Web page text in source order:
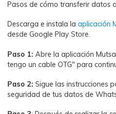
Pasos de cómo transferir datos
Descarga e instala la aplicación
desde Google Play Store.
Paso 1: Abre la aplicación
tengo un cable OTG" para
Paso 2: Sigue las instrucciones
seguridad de tus datos de